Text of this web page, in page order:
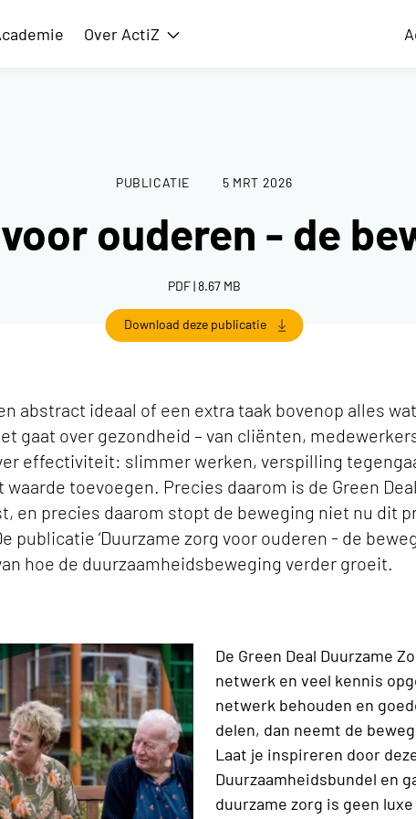
Over ActiZ Toon submenu voor Over ActiZ
PUBLICATIE 5 MRT 2026
ouderen - de
PDF | 8.67 MB
Download deze publicatie
abstract ideaal of een extra taak bovenop alles
gaat over gezondheid – van cliënten,
effectiviteit: slimmer werken, verspilling
toevoegen. Precies daarom is de Green
en precies daarom stopt de beweging niet nu dit
publicatie ‘Duurzame zorg voor ouderen - de
hoe de duurzaamheidsbeweging verder groeit.
De Green Deal Duurzame
netwerk en veel kennis
netwerk behouden en
delen, dan neemt de
Laat je inspireren door
Duurzaamheidsbundel en
duurzame zorg is geen